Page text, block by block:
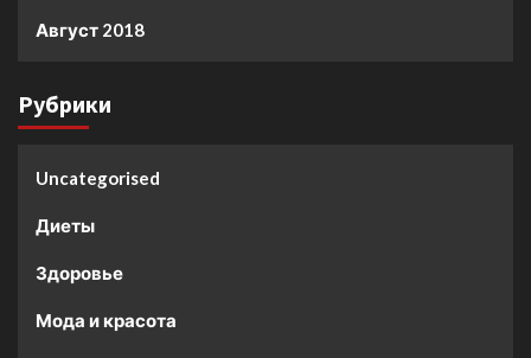
Август 2018
Рубрики
Uncategorised
Диеты
Здоровье
Мода и красота